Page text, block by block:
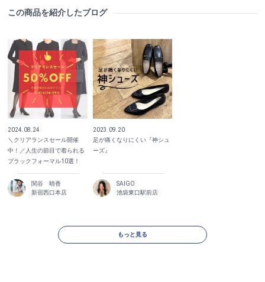
この商品を紹介したブログ
2024.08.24
＼クリアランスセール開催
中！／人生の節目で着られる
ブラックフォーマル10選！
関谷 晴香
新宿西口本店
2023.09.20
足が痛くなりにくい『神シュ
ーズ』
SAIGO
池袋東口駅前店
もっと見る